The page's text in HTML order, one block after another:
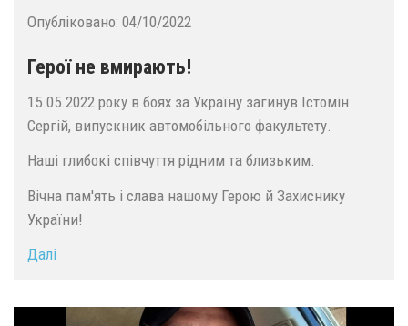
Опубліковано: 04/10/2022
Герої не вмирають!
15.05.2022 року в боях за Україну загинув Істомін
Сергій, випускник автомобільного факультету.
Наші глибокі співчуття рідним та близьким.
Вічна пам'ять і слава нашому Герою й Захиснику
України!
Далі